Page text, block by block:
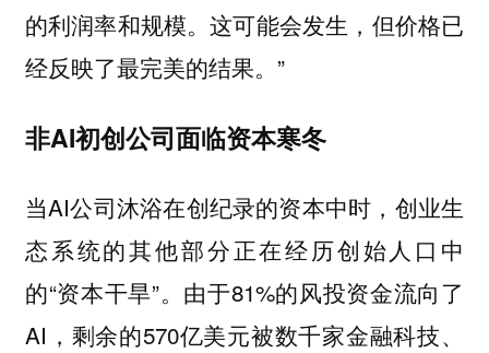
的利润率和规模。这可能会发生，但价格已
经反映了最完美的结果。”
非AI初创公司面临资本寒冬
当AI公司沐浴在创纪录的资本中时，创业生
态系统的其他部分正在经历创始人口中
的“资本干旱”。由于81%的风投资金流向了
AI，剩余的570亿美元被数千家金融科技、